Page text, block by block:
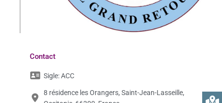
Contact
Sigle:ACC
8 résidence les Orangers, Saint-Jean-Lasseille,